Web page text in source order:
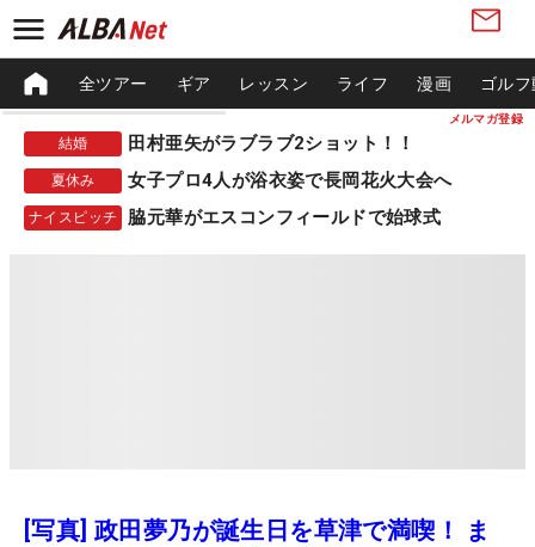
メルマガ登録
全ツアー ギア レッスン ライフ 漫画 ゴル
結婚 田村亜矢がラブラブ2ショット！！
夏休み 女子プロ4人が浴衣姿で長岡花火大会へ
ナイスピッチ 脇元華がエスコンフィールドで始球式
[写真] 政田夢乃が誕生日を草津で満喫！ ま